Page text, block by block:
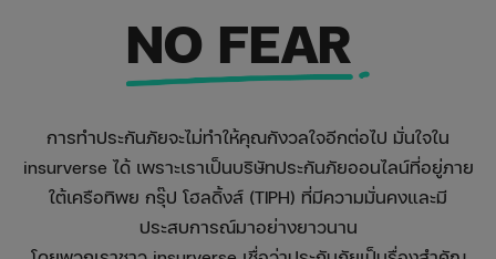
NO FEAR
การทำประกันภัยจะไม่ทำให้คุณกังวลใจอีกต่อไป มั่นใจใน
insurverse ได้ เพราะเราเป็นบริษัทประกันภัยออนไลน์ที่อยู่ภาย
ใต้เครือทิพย กรุ๊ป โฮลดิ้งส์ (TIPH) ที่มีความมั่นคงและมี
ประสบการณ์มาอย่างยาวนาน